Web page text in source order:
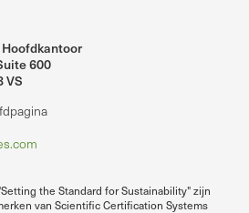
600
VS
the Standard for Sustainability" zijn
van Scientific Certification Systems